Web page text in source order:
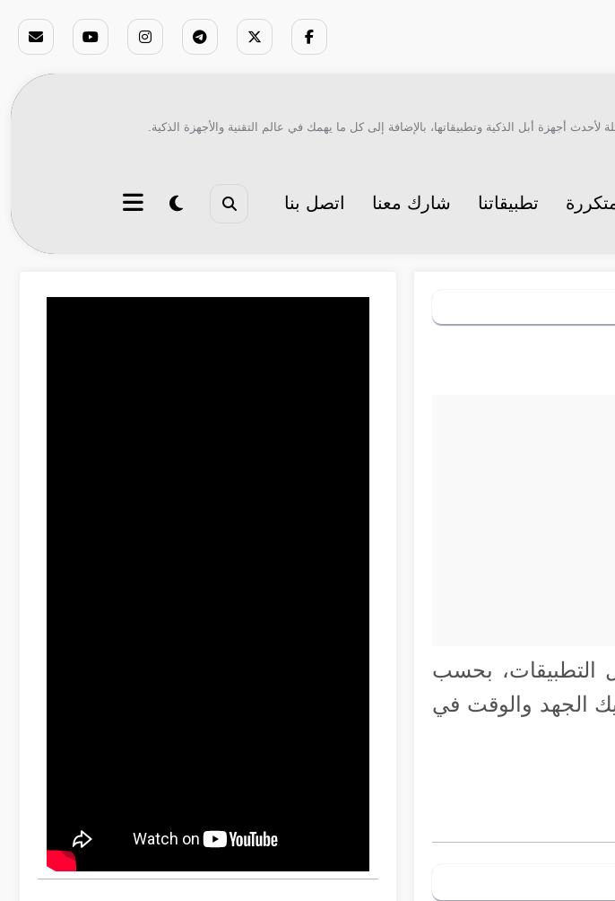
أجهزة أبل الذكية وتطبيقاتها، بالإضافة إلى كل ما يهمك في عالم التقنية والأجهزة الذكية.
تطبيقاتنا شارك معنا اتصل بنا
التطبيقات، بحسب
الجهد والوقت في